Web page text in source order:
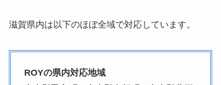
滋賀県内は以下のほぼ全域で対応しています。
ROYの県内対応地域